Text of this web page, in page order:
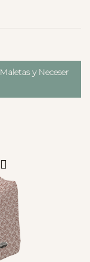
Maletas y Neceser